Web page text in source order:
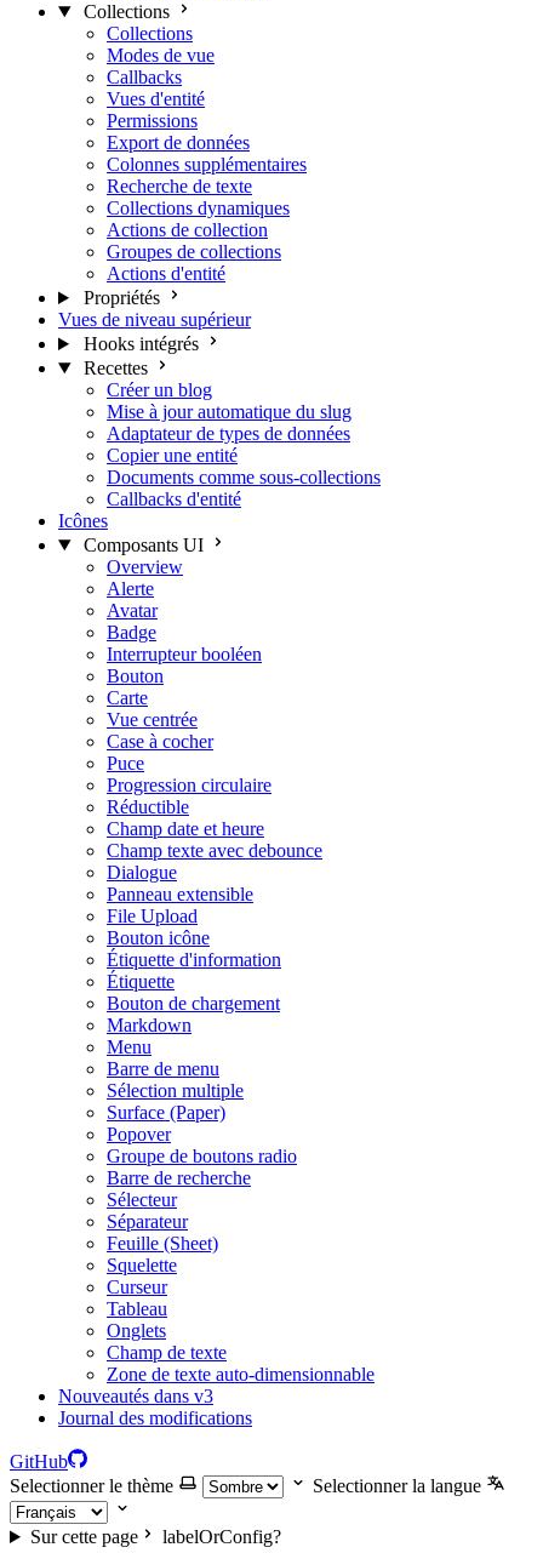
Collections
Collections
Modes de vue
Callbacks
Vues d'entité
Permissions
Export de données
Colonnes supplémentaires
Recherche de texte
Collections dynamiques
Actions de collection
Groupes de collections
Actions d'entité
Propriétés
Vues de niveau supérieur
Hooks intégrés
Recettes
Créer un blog
Mise à jour automatique du slug
Adaptateur de types de données
Copier une entité
Documents comme sous-collections
Callbacks d'entité
Icônes
Composants UI
Overview
Alerte
Avatar
Badge
Interrupteur booléen
Bouton
Carte
Vue centrée
Case à cocher
Puce
Progression circulaire
Réductible
Champ date et heure
Champ texte avec debounce
Dialogue
Panneau extensible
File Upload
Bouton icône
Étiquette d'information
Étiquette
Bouton de chargement
Markdown
Menu
Barre de menu
Sélection multiple
Surface (Paper)
Popover
Groupe de boutons radio
Barre de recherche
Sélecteur
Séparateur
Feuille (Sheet)
Squelette
Curseur
Tableau
Onglets
Champ de texte
Zone de texte auto-dimensionnable
Nouveautés dans v3
Journal des modifications
GitHub
Selectionner le thème
Selectionner la langue
Sur cette page labelOrConfig?